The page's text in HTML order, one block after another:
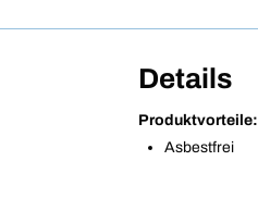
Details
Produktvorteile:
Asbestfrei